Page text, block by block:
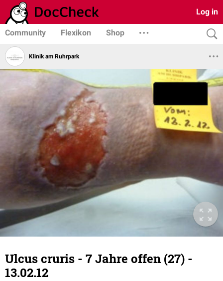
Log in
Community Flexikon Shop
Klinik am Ruhrpark
Ulcus cruris - 7 Jahre offen (27) -
13.02.12